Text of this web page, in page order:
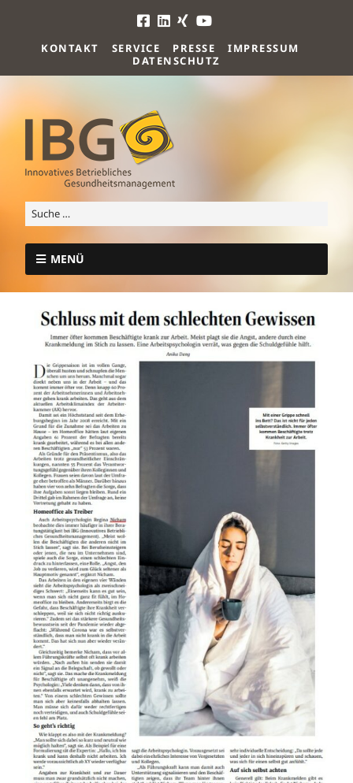
KONTAKT SERVICE PRESSE
IMPRESSUM
DATENSCHUTZ
MENÜ